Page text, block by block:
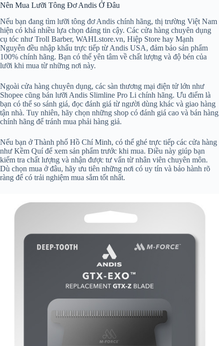
Nên Mua Lưỡi Tông Đơ Andis Ở Đâu
Nếu bạn đang tìm lưỡi tông đơ Andis chính hãng, thị trường Việt Nam
hiện có khá nhiều lựa chọn đáng tin cậy. Các cửa hàng chuyên dụng
cụ tóc như Troll Barber, WAHLstore.vn, Hiệp Store hay Mạnh
Nguyễn đều nhập khẩu trực tiếp từ Andis USA, đảm bảo sản phẩm
100% chính hãng. Bạn có thể yên tâm về chất lượng và độ bén của
lưỡi khi mua từ những nơi này.
Ngoài cửa hàng chuyên dụng, các sàn thương mại điện tử lớn như
Shopee cũng bán lưỡi Andis Slimline Pro Li chính hãng. Ưu điểm là
bạn có thể so sánh giá, đọc đánh giá từ người dùng khác và giao hàng
tận nhà. Tuy nhiên, hãy chọn những shop có đánh giá cao và bán hàng
chính hãng để tránh mua phải hàng giả.
Nếu bạn ở Thành phố Hồ Chí Minh, có thể ghé trực tiếp các cửa hàng
như Kềm Quí để xem sản phẩm trước khi mua. Điều này giúp bạn
kiểm tra chất lượng và nhận được tư vấn từ nhân viên chuyên môn.
Dù chọn mua ở đâu, hãy ưu tiên những nơi có uy tín và bảo hành rõ
ràng để có trải nghiệm mua sắm tốt nhất.